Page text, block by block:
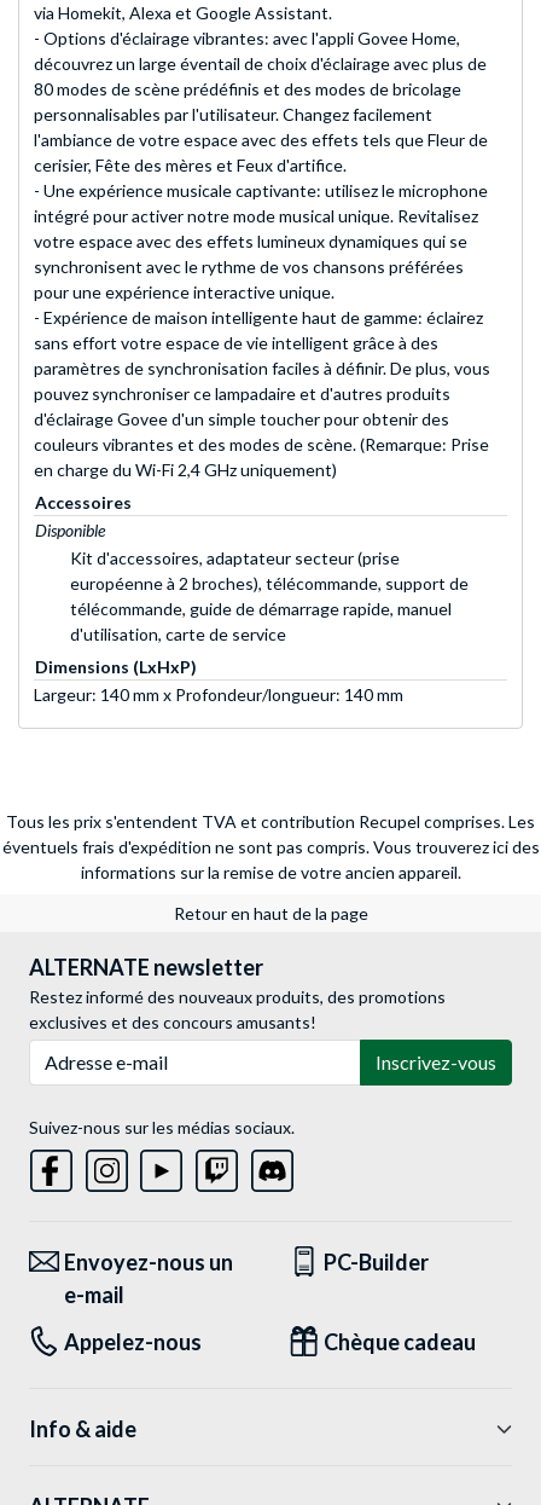
via Homekit, Alexa et Google Assistant.
- Options d'éclairage vibrantes: avec l'appli Govee Home,
découvrez un large éventail de choix d'éclairage avec plus de
80 modes de scène prédéfinis et des modes de bricolage
personnalisables par l'utilisateur. Changez facilement
l'ambiance de votre espace avec des effets tels que Fleur de
cerisier, Fête des mères et Feux d'artifice.
- Une expérience musicale captivante: utilisez le microphone
intégré pour activer notre mode musical unique. Revitalisez
votre espace avec des effets lumineux dynamiques qui se
synchronisent avec le rythme de vos chansons préférées
pour une expérience interactive unique.
- Expérience de maison intelligente haut de gamme: éclairez
sans effort votre espace de vie intelligent grâce à des
paramètres de synchronisation faciles à définir. De plus, vous
pouvez synchroniser ce lampadaire et d'autres produits
d'éclairage Govee d'un simple toucher pour obtenir des
couleurs vibrantes et des modes de scène. (Remarque: Prise
en charge du Wi-Fi 2,4 GHz uniquement)
Accessoires
Disponible
Kit d'accessoires, adaptateur secteur (prise
européenne à 2 broches), télécommande, support de
télécommande, guide de démarrage rapide, manuel
d'utilisation, carte de service
Dimensions (LxHxP)
Largeur: 140 mm x Profondeur/longueur: 140 mm
Tous les prix s'entendent TVA et contribution Recupel comprises. Les
éventuels frais d'expédition ne sont pas compris. Vous trouverez ici des
informations sur la remise de votre ancien appareil.
Retour en haut de la page
ALTERNATE newsletter
Restez informé des nouveaux produits, des promotions
exclusives et des concours amusants!
Inscrivez-vous
Suivez-nous sur les médias sociaux.
Envoyez-nous un
e-mail
PC-Builder
Appelez-nous Chèque cadeau
Info & aide